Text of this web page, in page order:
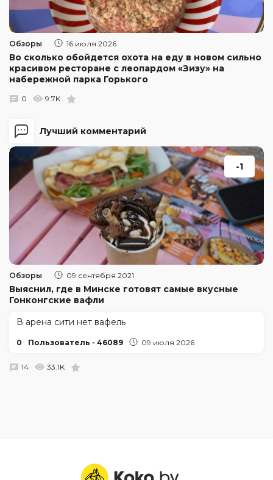
Лучший комментарий
-1
Обзоры 09 сентября 2021
Выяснил, где в Минске готовят самые вкусные
Гонконгские вафли
В арена сити нет вафель
0 Пользователь - 46089 09 июля 2026
14 33.1K
Обзоры 16 июля 2026
Во сколько обойдется охота на еду в новом сильно
красивом ресторане с леопардом «Зизу» на
набережной парка Горького
0 9.7K